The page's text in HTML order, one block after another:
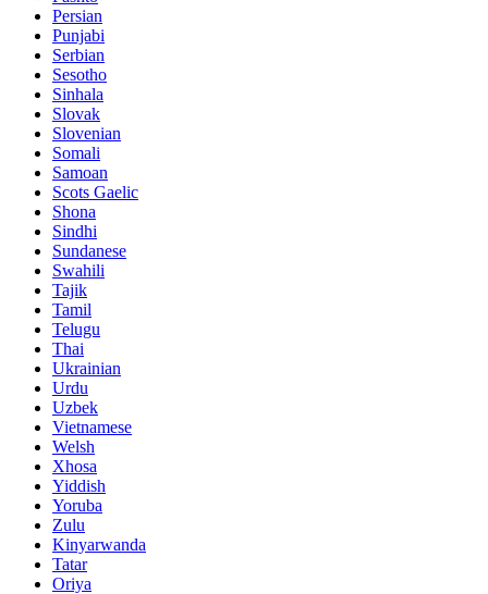
Persian
Punjabi
Serbian
Sesotho
Sinhala
Slovak
Slovenian
Somali
Samoan
Scots Gaelic
Shona
Sindhi
Sundanese
Swahili
Tajik
Tamil
Telugu
Thai
Ukrainian
Urdu
Uzbek
Vietnamese
Welsh
Xhosa
Yiddish
Yoruba
Zulu
Kinyarwanda
Tatar
Oriya